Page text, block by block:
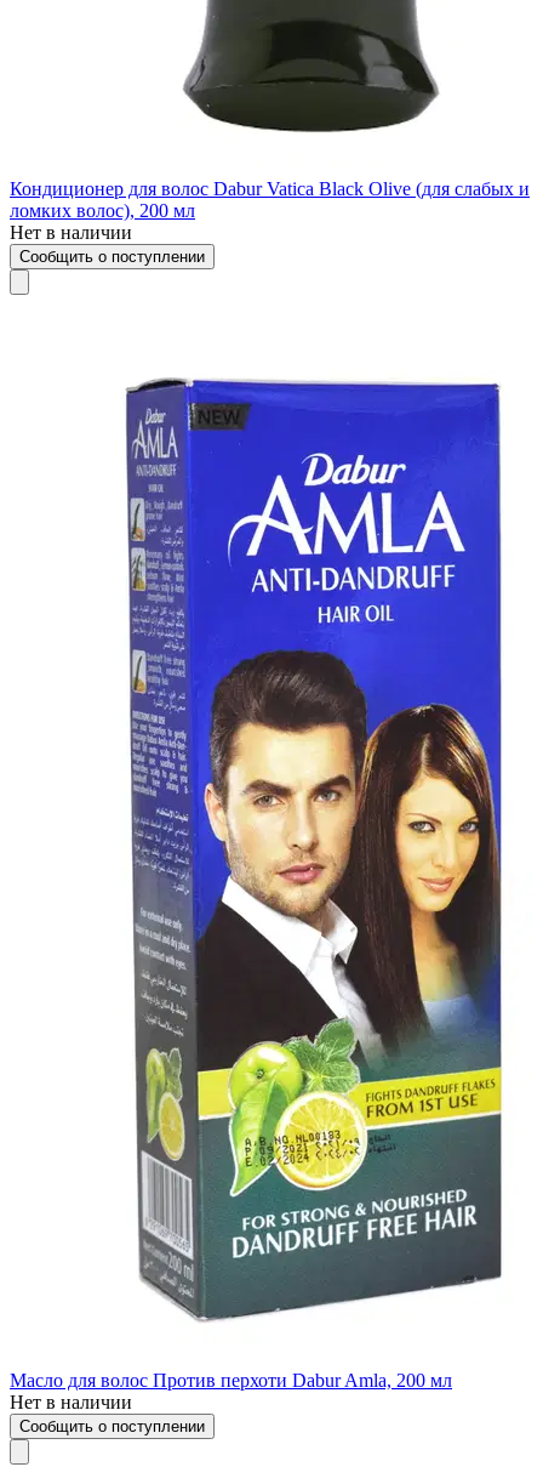
Кондиционер для волос Dabur Vatica Black Olive (для слабых и
ломких волос), 200 мл
Нет в наличии
Сообщить о поступлении
Масло для волос Против перхоти Dabur Amla, 200 мл
Нет в наличии
Сообщить о поступлении